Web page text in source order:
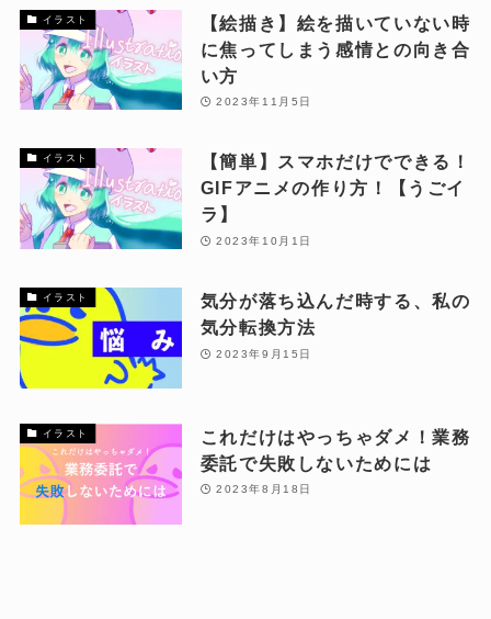
イラスト
【絵描き】絵を描いていない時
に焦ってしまう感情との向き合
い方
2023年11月5日
イラスト
【簡単】スマホだけでできる！
GIFアニメの作り方！【うごイ
ラ】
2023年10月1日
イラスト
気分が落ち込んだ時する、私の
気分転換方法
2023年9月15日
イラスト
これだけはやっちゃダメ！業務
委託で失敗しないためには
2023年8月18日